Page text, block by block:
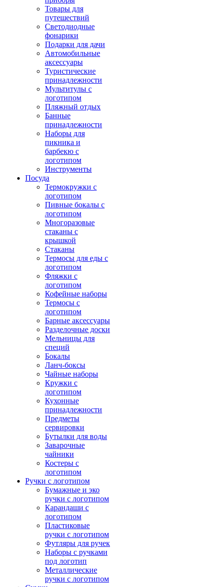
Товары для
путешествий
Светодиодные
фонарики
Подарки для дачи
Автомобильные
аксессуары
Туристические
принадлежности
Мультитулы с
логотипом
Пляжный отдых
Банные
принадлежности
Наборы для
пикника и
барбекю с
логотипом
Инструменты
Посуда
Термокружки с
логотипом
Пивные бокалы с
логотипом
Многоразовые
стаканы с
крышкой
Стаканы
Термосы для еды с
логотипом
Фляжки с
логотипом
Кофейные наборы
Термосы с
логотипом
Барные аксессуары
Разделочные доски
Мельницы для
специй
Бокалы
Ланч-боксы
Чайные наборы
Кружки с
логотипом
Кухонные
принадлежности
Предметы
сервировки
Бутылки для воды
Заварочные
чайники
Костеры с
логотипом
Ручки с логотипом
Бумажные и эко
ручки с логотипом
Карандаши с
логотипом
Пластиковые
ручки с логотипом
Футляры для ручек
Наборы с ручками
под логотип
Металлические
ручки с логотипом